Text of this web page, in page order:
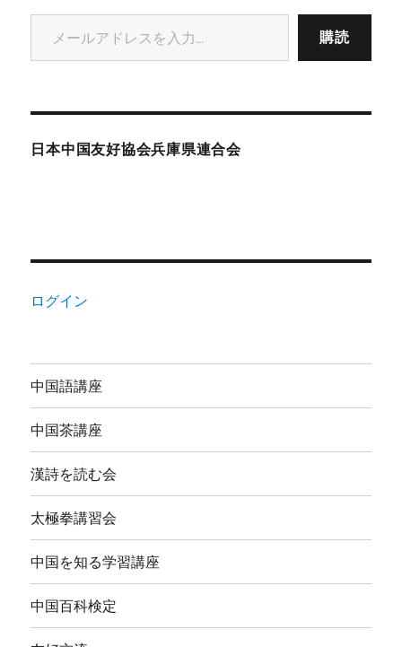
メールアドレスを入力...
購読
日本中国友好協会兵庫県連合会
ログイン
中国語講座
中国茶講座
漢詩を読む会
太極拳講習会
中国を知る学習講座
中国百科検定